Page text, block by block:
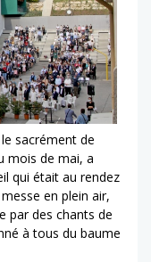
sacrément de
mois de mai, a
qui était au rendez
en plein air,
par des chants de
à tous du baume